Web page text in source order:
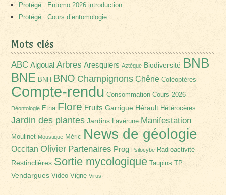
Protégé : Entomo 2026 introduction
Protégé : Cours d’entomologie
Mots clés
ABC Aigoual Arbres Aresquiers Aztèque Biodiversité BNB
BNE BNH BNO Champignons Chêne Coléoptères
Compte-rendu Consommation Cours-2026
Déontologie Etna Flore Fruits Garrigue Hérault Hétérocères
Jardin des plantes Jardins Lavérune Manifestation
Moulinet Moustique Méric News de géologie
Occitan Olivier Partenaires Prog Psilocybe Radioactivité
Restinclières Sortie mycologique Taupins TP
Vendargues Vidéo Vigne Virus